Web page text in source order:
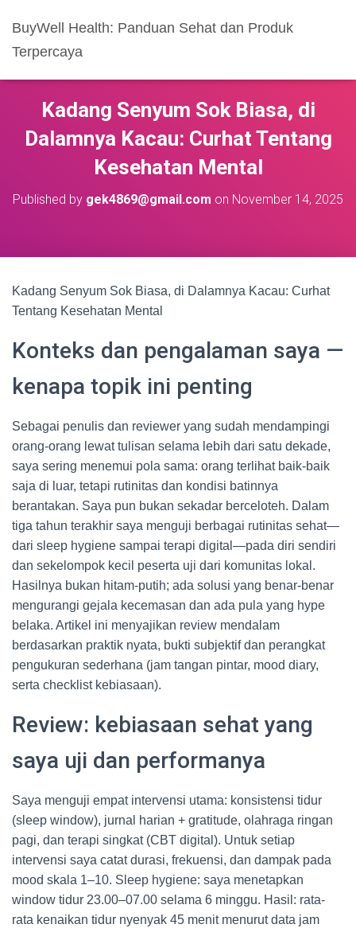
BuyWell Health: Panduan Sehat dan Produk
Terpercaya
Kadang Senyum Sok Biasa, di
Dalamnya Kacau: Curhat Tentang
Kesehatan Mental
Published by gek4869@gmail.com on November 14, 2025
Kadang Senyum Sok Biasa, di Dalamnya Kacau: Curhat
Tentang Kesehatan Mental
Konteks dan pengalaman saya —
kenapa topik ini penting
Sebagai penulis dan reviewer yang sudah mendampingi
orang-orang lewat tulisan selama lebih dari satu dekade,
saya sering menemui pola sama: orang terlihat baik-baik
saja di luar, tetapi rutinitas dan kondisi batinnya
berantakan. Saya pun bukan sekadar berceloteh. Dalam
tiga tahun terakhir saya menguji berbagai rutinitas sehat—
dari sleep hygiene sampai terapi digital—pada diri sendiri
dan sekelompok kecil peserta uji dari komunitas lokal.
Hasilnya bukan hitam-putih; ada solusi yang benar-benar
mengurangi gejala kecemasan dan ada pula yang hype
belaka. Artikel ini menyajikan review mendalam
berdasarkan praktik nyata, bukti subjektif dan perangkat
pengukuran sederhana (jam tangan pintar, mood diary,
serta checklist kebiasaan).
Review: kebiasaan sehat yang
saya uji dan performanya
Saya menguji empat intervensi utama: konsistensi tidur
(sleep window), jurnal harian + gratitude, olahraga ringan
pagi, dan terapi singkat (CBT digital). Untuk setiap
intervensi saya catat durasi, frekuensi, dan dampak pada
mood skala 1–10. Sleep hygiene: saya menetapkan
window tidur 23.00–07.00 selama 6 minggu. Hasil: rata-
rata kenaikan tidur nyenyak 45 menit menurut data jam